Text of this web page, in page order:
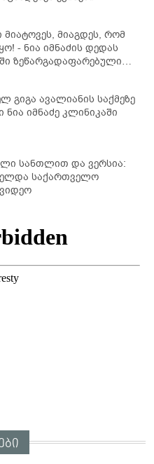
მიატოვეს, მიაგდეს, რომ
- ნია იმნაძის დედას
ზეწარგადაფარებული
- გიგა ავალიანის
გიგა ავალიანის საქმეზე
ნია იმნაძე კლინიკაში
სანთლით და ვერსია:
საქართველო